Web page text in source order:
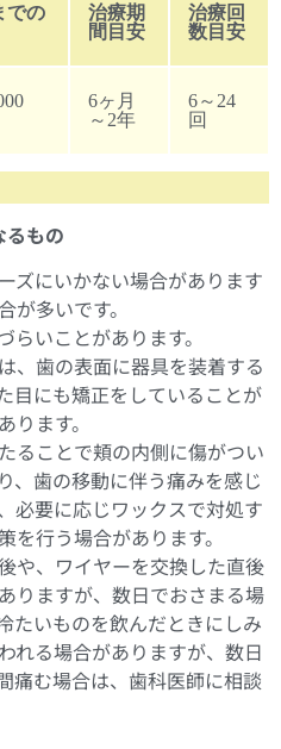
での
治療期
間目安
治療回
数目安
6ヶ月
～2年
6～24
回
るもの
ズにいかない場合があります
が多いです。
いことがあります。
、歯の表面に器具を装着する
目にも矯正をしていることが
ります。
ることで頬の内側に傷がつい
、歯の移動に伴う痛みを感じ
必要に応じワックスで対処す
を行う場合があります。
や、ワイヤーを交換した直後
りますが、数日でおさまる場
たいものを飲んだときにしみ
れる場合がありますが、数日
痛む場合は、歯科医師に相談